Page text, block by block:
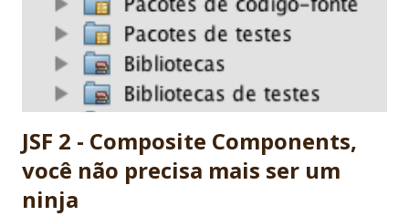
Vinicius Senger
JSF 2 - Composite Components,
você não precisa mais ser um
ninja